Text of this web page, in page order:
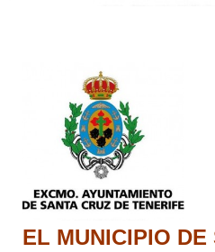
EL MUNICIPIO DE